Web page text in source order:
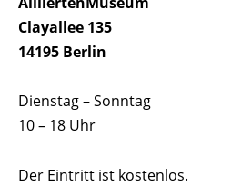
Clayallee 135
14195 Berlin
Dienstag – Sonntag
10 – 18 Uhr
Der Eintritt ist kostenlos.